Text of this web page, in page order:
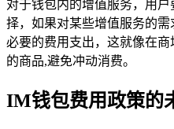
对于钱包内的增值服务，用
择，如果对某些增值服务的
必要的费用支出，这就像在
的商品,避免冲动消费。
IM钱包费用政策的